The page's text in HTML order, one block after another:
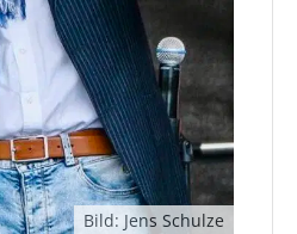
Bild: Jens Schulze